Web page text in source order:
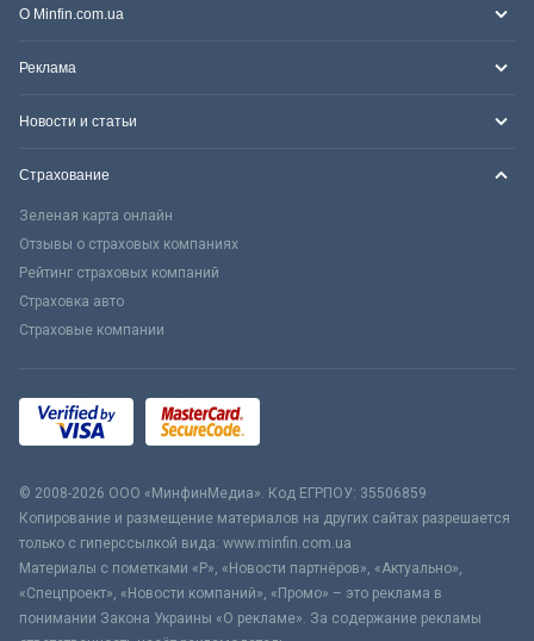
О Minfin.com.ua
Реклама
Новости и статьи
Страхование
Зеленая карта онлайн
Отзывы о страховых компаниях
Рейтинг страховых компаний
Страховка авто
Страховые компании
© 2008-2026 ООО «МинфинМедиа». Код ЕГРПОУ: 35506859
Копирование и размещение материалов на других сайтах разрешается
только с гиперссылкой вида: www.minfin.com.ua
Материалы с пометками «Р», «Новости партнёров», «Актуально»,
«Спецпроект», «Новости компаний», «Промо» – это реклама в
понимании Закона Украины «О рекламе». За содержание рекламы